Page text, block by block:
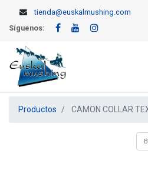
tienda@euskalmushing.com
Síguenos:
Productos CAMON COLLAR